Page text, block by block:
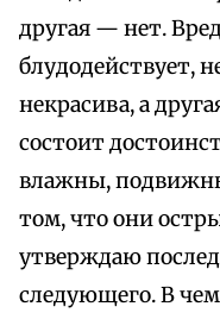
другая — нет.
блудодействует,
некрасива, а
состоит
влажны,
том, что они
утверждаю
следующего. В